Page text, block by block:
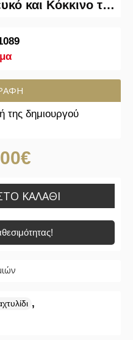
Δαχτυλίδι Blob σε Λευκό και Κόκκινο της Barbara Uderzo
της δημιουργού
ΚΑΛΆΘΙ
,